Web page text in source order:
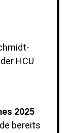
HCU
2025
bereits